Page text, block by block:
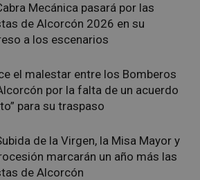
Mecánica pasará por las
de Alcorcón 2026 en su
a los escenarios
el malestar entre los Bomberos
por la falta de un acuerdo
para su traspaso
de la Virgen, la Misa Mayor y
marcarán un año más las
de Alcorcón
estrictamente necesarias
Cookies de funcionalidad
Cookies no clasificadas
necesarias permiten la
de usuario y la gestión de cuentas.
se puede utilizar correctamente sin
necesarias.